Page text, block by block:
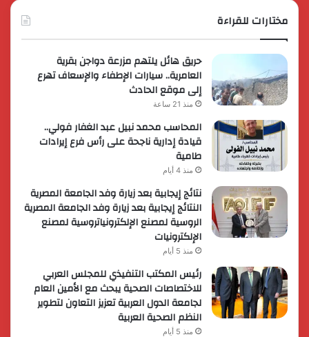
مختارات للقراءة
حريق هائل يلتهم مزرعة دواجن بقرية
العامرية.. سيارات الإطفاء والإسعاف تهرع
إلى موقع الحادث
منذ 21 ساعة
المحاسب محمد نبيل عبد الغفار فولي..
قيادة إدارية ناجحة على رأس فرع إيرادات
طامية
منذ 4 أيام
نتائج إيجابية بعد زيارة وفد الجامعة المصرية
النتائج إيجابية بعد زيارة وفد الجامعة المصرية
الروسية لمصنع الإلكترونياتروسية لمصنع
الإلكترونيات
منذ 5 أيام
رئيس المكتب التنفيذي للمجلس العربي
للاختصاصات الصحية يبحث مع الأمين العام
لجامعة الدول العربية تعزيز التعاون لتطوير
النظم الصحية العربية
منذ 5 أيام